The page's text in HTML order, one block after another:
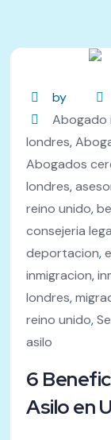
by
Abogado
londres,
Abogados
londres,
reino unido,
consejeria
deportacion,
inmigracion,
londres,
reino unido,
asilo
6
Asilo en